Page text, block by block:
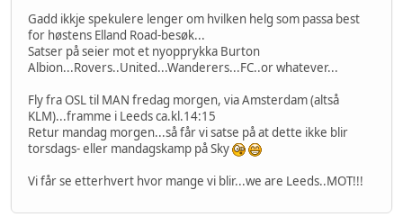
Gadd ikkje spekulere lenger om hvilken helg som passa best
for høstens Elland Road-besøk...
Satser på seier mot et nyopprykka Burton
Albion...Rovers..United...Wanderers...FC..or whatever...
Fly fra OSL til MAN fredag morgen, via Amsterdam (altså
KLM)...framme i Leeds ca.kl.14:15
Retur mandag morgen...så får vi satse på at dette ikke blir
torsdags- eller mandagskamp på Sky
Vi får se etterhvert hvor mange vi blir...we are Leeds..MOT!!!